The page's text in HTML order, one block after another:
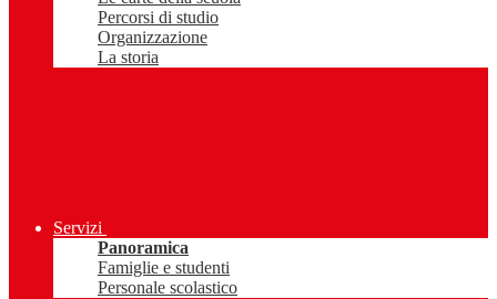
Percorsi di studio
Organizzazione
La storia
Servizi
Panoramica
Famiglie e studenti
Personale scolastico